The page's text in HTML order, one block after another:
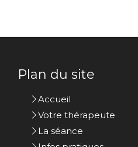
Plan du site
Accueil
Votre thérapeute
La séance